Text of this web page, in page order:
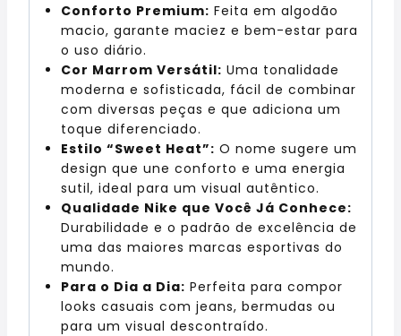
Conforto Premium: Feita em algodão
macio, garante maciez e bem-estar para
o uso diário.
Cor Marrom Versátil: Uma tonalidade
moderna e sofisticada, fácil de combinar
com diversas peças e que adiciona um
toque diferenciado.
Estilo “Sweet Heat”: O nome sugere um
design que une conforto e uma energia
sutil, ideal para um visual autêntico.
Qualidade Nike que Você Já Conhece:
Durabilidade e o padrão de excelência de
uma das maiores marcas esportivas do
mundo.
Para o Dia a Dia: Perfeita para compor
looks casuais com jeans, bermudas ou
para um visual descontraído.